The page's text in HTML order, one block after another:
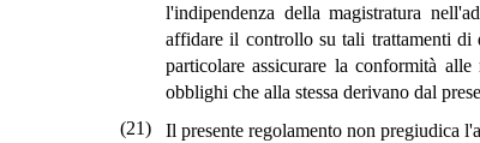
l'indipendenza della magistratura
affidare il controllo su tali trattamenti di
particolare assicurare la conformità
obblighi che alla stessa derivano dal
(21)
Il presente regolamento non pregiudica